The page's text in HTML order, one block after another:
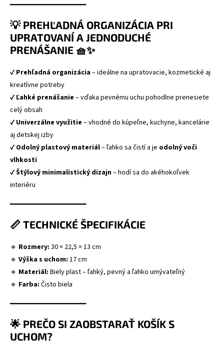
━━━━━━━━━━━━━━━━━━━
💡 PREHĽADNÁ ORGANIZÁCIA PRI
UPRATOVANÍ A JEDNODUCHÉ
PRENÁŠANIE 🧺✨
✔ Prehľadná organizácia– ideálne na upratovacie, kozmetické aj
kreatívne potreby
✔ Ľahké prenášanie – vďaka pevnému uchu pohodlne prenesiete
celý obsah
✔ Univerzálne využitie – vhodné do kúpeľne, kuchyne, kancelárie
aj detskej izby
✔ Odolný plastový materiál– ľahko sa čistí a je odolný voči
vlhkosti
✔Štýlový minimalistický dizajn– hodí sa do akéhokoľvek
interiéru
━━━━━━━━━━━━━━━━━━━
📏 TECHNICKÉ ŠPECIFIKÁCIE
🔹 Rozmery: 30 × 22,5 × 13 cm
🔹 Výška s uchom: 17 cm
🔹 Materiál: Biely plast – ľahký, pevný a ľahko umývateľný
🔹 Farba: Čisto biela
━━━━━━━━━━━━━━━━━━━
🌟 PREČO SI ZAOBSTARAŤ KOŠÍK S
UCHOM?